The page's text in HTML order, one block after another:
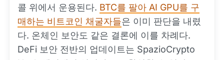
콜 위에서 운용된다. BTC를 팔아 AI GPU를 구
매하는 비트코인 채굴자들은 이미 판단을 내렸
다. 온체인 보안도 같은 결론에 이를 차례다.
DeFi 보안 전반의 업데이트는 SpazioCrypto